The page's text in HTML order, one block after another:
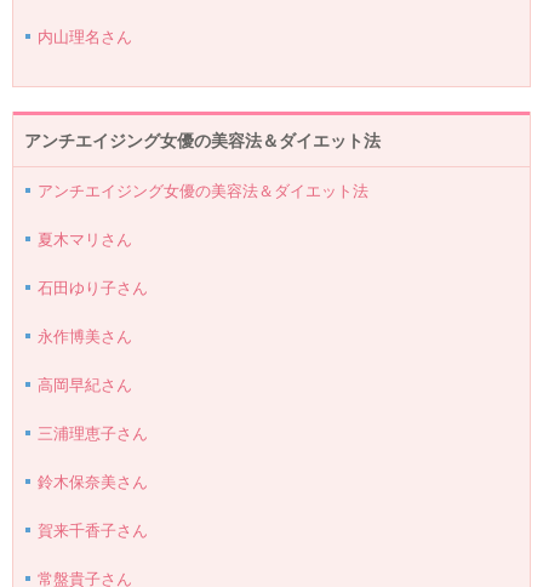
内山理名さん
アンチエイジング女優の美容法＆ダイエット法
アンチエイジング女優の美容法＆ダイエット法
夏木マリさん
石田ゆり子さん
永作博美さん
高岡早紀さん
三浦理恵子さん
鈴木保奈美さん
賀来千香子さん
常盤貴子さん